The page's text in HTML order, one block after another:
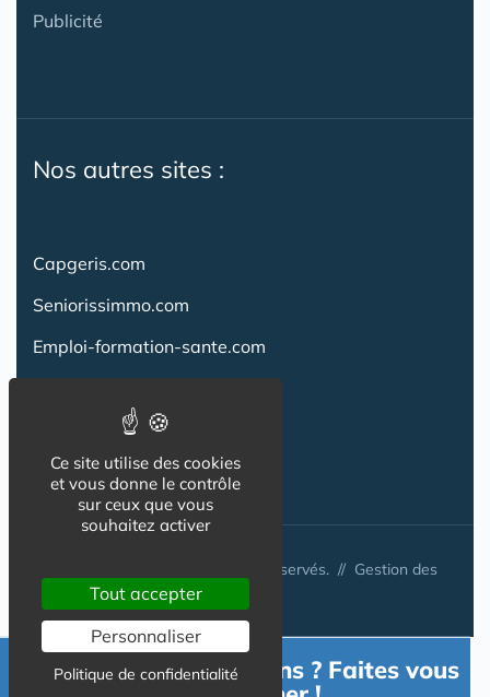
Publicité
Nos autres sites :
Capgeris.com
Seniorissimmo.com
Emploi-formation-sante.com
Creche-et-naissance.com
Co-Living & Co-Working
© Australis 2026 - Tous droits réservés. // Gestion des
Besoin d'informations ? Faites vous
Ce site utilise des cookies
et vous donne le contrôle
sur ceux que vous
souhaitez activer
Tout accepter
Personnaliser
Politique de confidentialité